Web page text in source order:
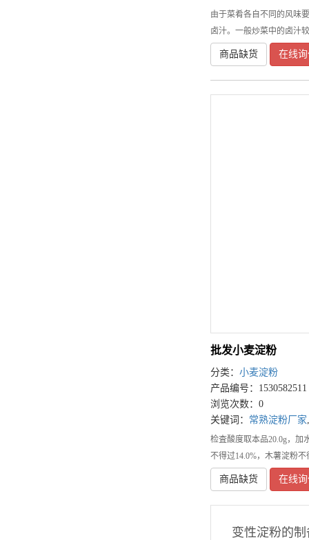
由于菜肴各自不同的风味
卤汁。一般炒菜中的卤汁
商品缺货 在线
批发小麦淀粉
分类： 小麦淀粉
产品编号：1530582511
浏览次数：0
关键词： 常熟淀粉厂家,
检査酸度取本品20.0g，加
不得过14.0%，木薯淀粉
商品缺货 在线
变性淀粉的